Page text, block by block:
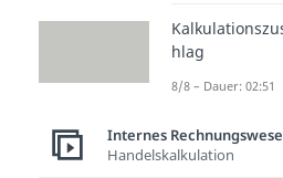
im
Neben den
hlag
8/8 – Dauer: 02:51
Internes
Handelskalkulation